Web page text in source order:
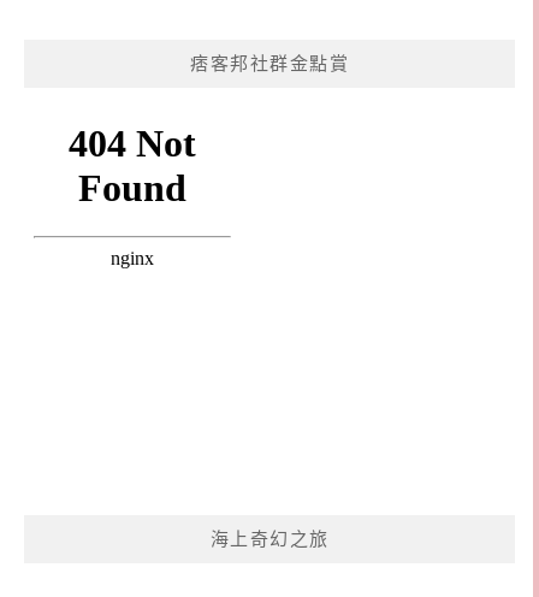
痞客邦社群金點賞
海上奇幻之旅